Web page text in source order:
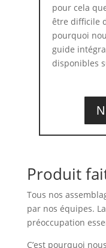
pour cela
être difficile
pourquoi
guide
disponibles
Produit
Tous nos
par nos équipes.
préoccupation
C’est pourquoi